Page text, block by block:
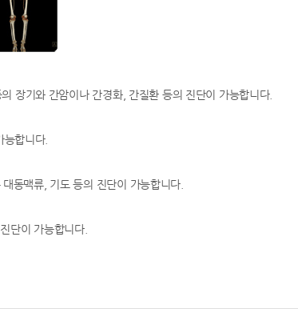
장기와 간암이나 간경화, 간질환 등의 진단이 가능합니다.
합니다.
동맥류, 기도 등의 진단이 가능합니다.
단이 가능합니다.